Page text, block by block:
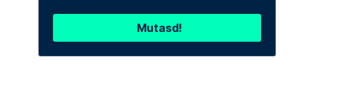
Mutasd!